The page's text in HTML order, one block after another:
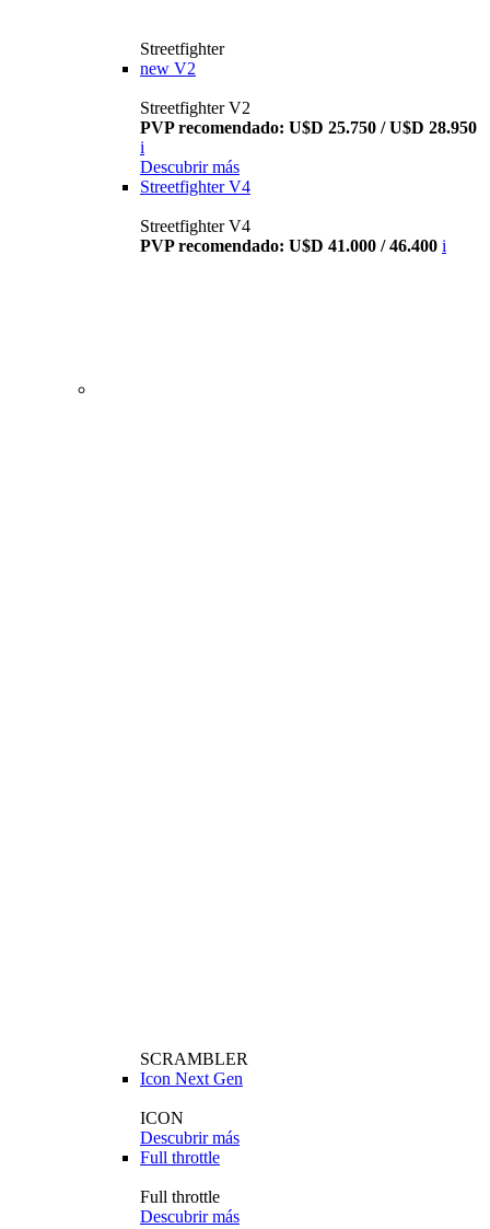
Streetfighter
new V2
Streetfighter V2
PVP recomendado: U$D 25.750 / U$D 28.950
i
Descubrir más
Streetfighter V4
Streetfighter V4
PVP recomendado: U$D 41.000 / 46.400 i
SCRAMBLER
Icon Next Gen
ICON
Descubrir más
Full throttle
Full throttle
Descubrir más